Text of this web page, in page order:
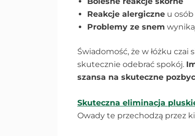
Reakcje alergiczne u
Problemy ze snem
Świadomość, że w łóżku czai
skutecznie odebrać spokój.
szansa na skuteczne
Skuteczna eliminacja
Owady te przechodzą przez